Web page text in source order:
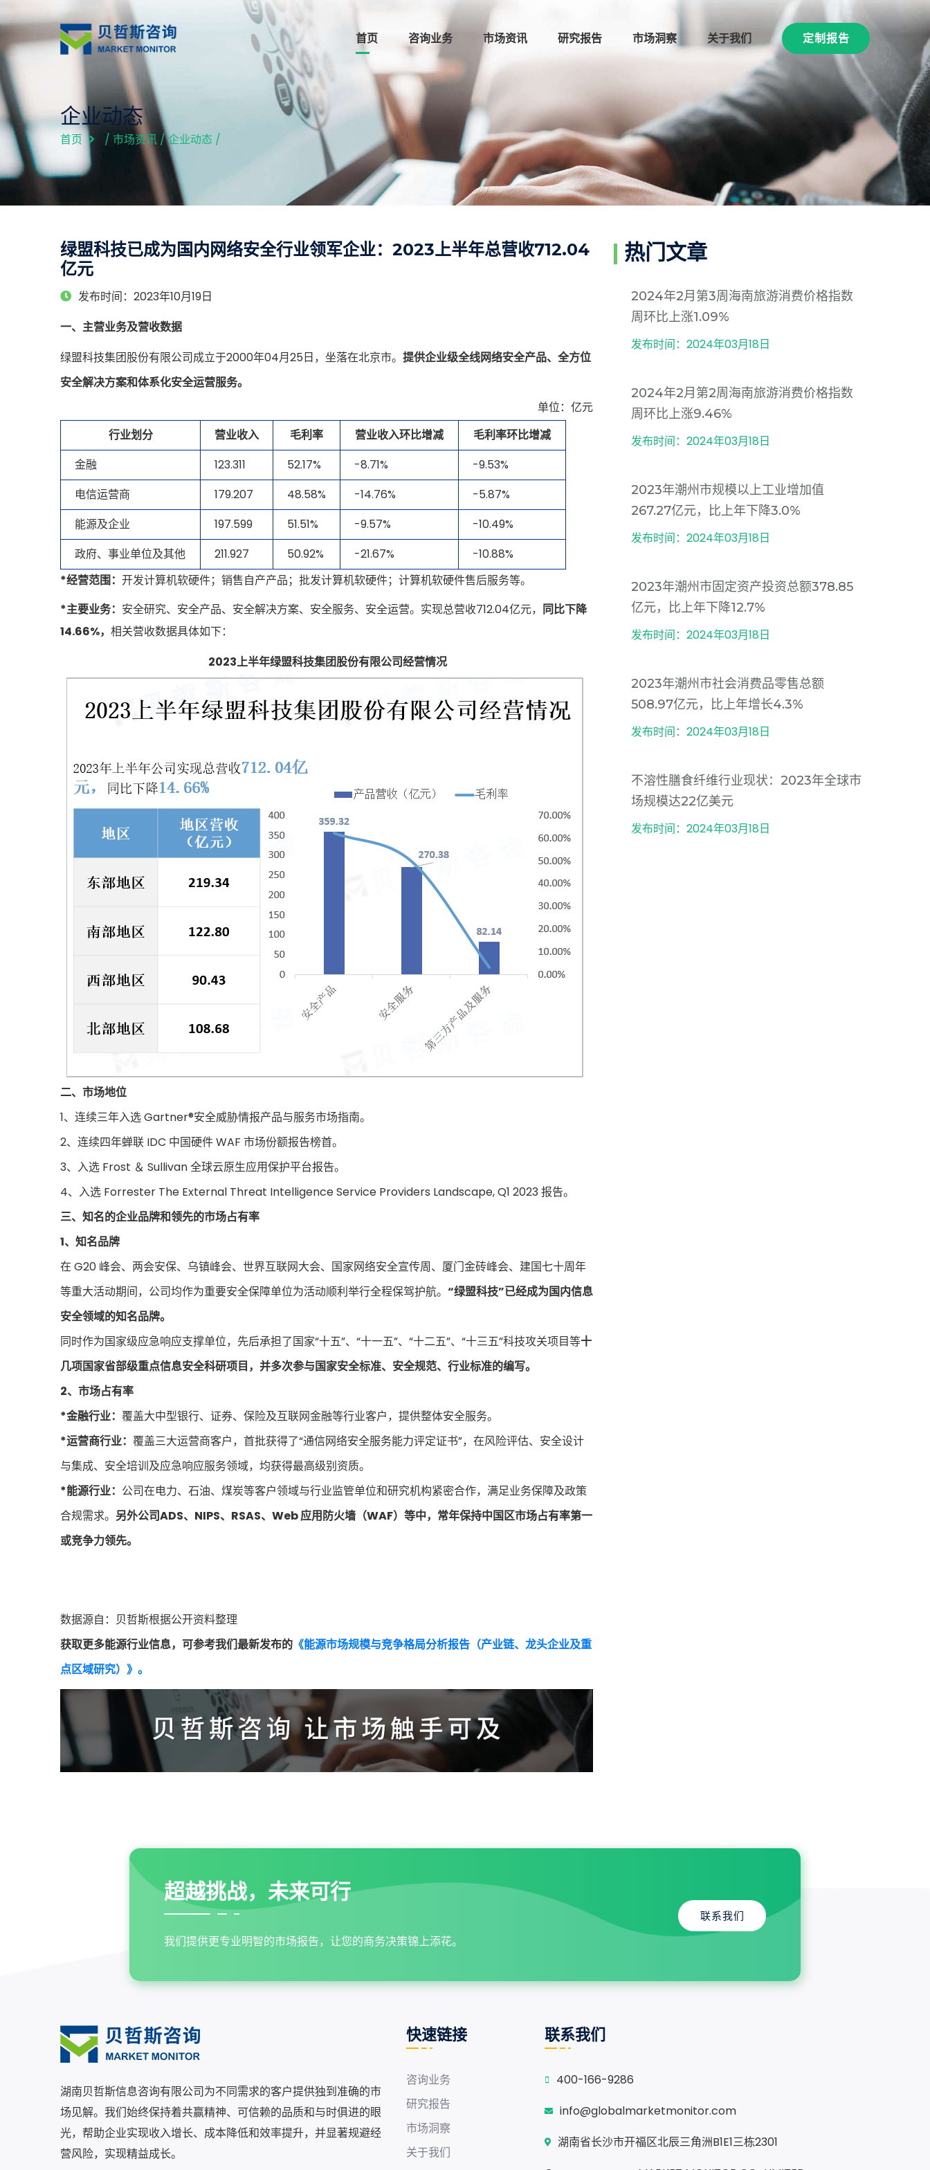
首页 咨询业务 市场资讯 研究报告 市场洞察 关于我们 定制报告
企业动态
首页 / 市场资讯 /企业动态 /
绿盟科技已成为国内网络安全行业领军企业：2023上半年总营收712.04
亿元
发布时间：2023年10月19日
一、主营业务及营收数据
绿盟科技集团股份有限公司成立于2000年04月25日，坐落在北京市。 提供企业级全线网络安全产品、全方位
安全解决方案和体系化安全运营服务。
单位：亿元
行业划分
营业收入 毛利率 营业收入环比增减
毛利率环比增减
金融
123.311 52.17% -8.71%
-9.53%
电信运营商
179.207 48.58% -14.76%
-5.87%
能源及企业
197.599 51.51% -9.57%
-10.49%
政府、事业单位及其他
211.927 50.92% -21.67%
-10.88%
*经营范围： 开发计算机软硬件；销售自产产品；批发计算机软硬件；计算机软硬件售后服务等。
*主要业务： 安全研究、安全产品、安全解决方案、安全服务、安全运营。实现总营收712.04亿元， 同比下降
14.66%， 相关营收数据具体如下：
2023上半年绿盟科技集团股份有限公司经营情况
二、市场地位
1、连续三年入选 Gartner®安全威胁情报产品与服务市场指南。
2、连续四年蝉联 IDC 中国硬件 WAF 市场份额报告榜首。
3、入选 Frost ＆ Sullivan 全球云原生应用保护平台报告。
4、入选 Forrester The External Threat Intelligence Service Providers Landscape, Q1 2023 报告。
三、知名的企业品牌和领先的市场占有率
1、知名品牌
在 G20 峰会、两会安保、乌镇峰会、世界互联网大会、国家网络安全宣传周、厦门金砖峰会、建国七十周年
等重大活动期间，公司均作为重要安全保障单位为活动顺利举行全程保驾护航。 “绿盟科技”已经成为国内信息
安全领域的知名品牌。
同时作为国家级应急响应支撑单位，先后承担了国家“十五”、“十一五”、“十二五”、“十三五”科技攻关项目等十
几项国家省部级重点信息安全科研项目，并多次参与国家安全标准、安全规范、行业标准的编写。
2、市场占有率
*金融行业： 覆盖大中型银行、证券、保险及互联网金融等行业客户，提供整体安全服务。
*运营商行业： 覆盖三大运营商客户，首批获得了“通信网络安全服务能力评定证书”，在风险评估、安全设计
与集成、安全培训及应急响应服务领域，均获得最高级别资质。
*能源行业： 公司在电力、石油、煤炭等客户领域与行业监管单位和研究机构紧密合作，满足业务保障及政策
合规需求。 另外公司ADS、NIPS、RSAS、Web 应用防火墙（WAF）等中，常年保持中国区市场占有率第一
或竞争力领先。
数据源自：贝哲斯根据公开资料整理
获取更多能源行业信息，可参考我们最新发布的 《能源市场规模与竞争格局分析报告（产业链、龙头企业及重
点区域研究）》。
热门文章
2024年2月第3周海南旅游消费价格指数
周环比上涨1.09%
发布时间：2024年03月18日
2024年2月第2周海南旅游消费价格指数
周环比上涨9.46%
发布时间：2024年03月18日
2023年潮州市规模以上工业增加值
267.27亿元，比上年下降3.0%
发布时间：2024年03月18日
2023年潮州市固定资产投资总额378.85
亿元，比上年下降12.7%
发布时间：2024年03月18日
2023年潮州市社会消费品零售总额
508.97亿元，比上年增长4.3%
发布时间：2024年03月18日
不溶性膳食纤维行业现状：2023年全球市
场规模达22亿美元
发布时间：2024年03月18日
超越挑战，未来可行
我们提供更专业明智的市场报告，让您的商务决策锦上添花。
联系我们
湖南贝哲斯信息咨询有限公司为不同需求的客户提供独到准确的市
场见解。我们始终保持着共赢精神、可信赖的品质和与时俱进的眼
光，帮助企业实现收入增长、成本降低和效率提升，并显著规避经
营风险，实现精益成长。
快速链接
咨询业务
研究报告
市场洞察
关于我们
联系我们
400-166-9286
info@globalmarketmonitor.com
湖南省长沙市开福区北辰三角洲B1E1三栋2301